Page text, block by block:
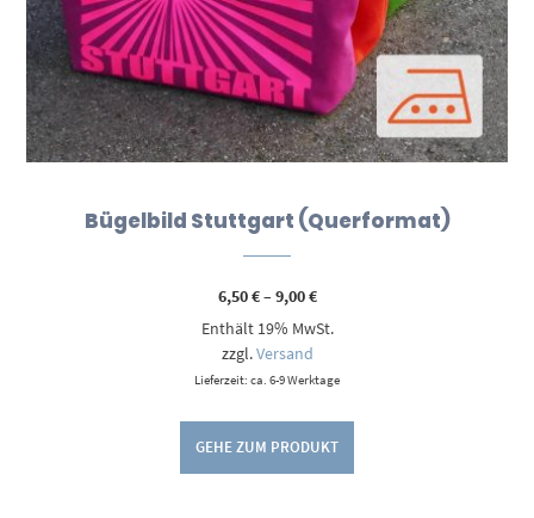
Bügelbild Stuttgart (Querformat)
6,50€–9,00€Preisspanne:
bis
Enthält 19% MwSt.
zzgl.Versand
Lieferzeit: ca. 6-9 Werktage
GEHE ZUM PRODUKT